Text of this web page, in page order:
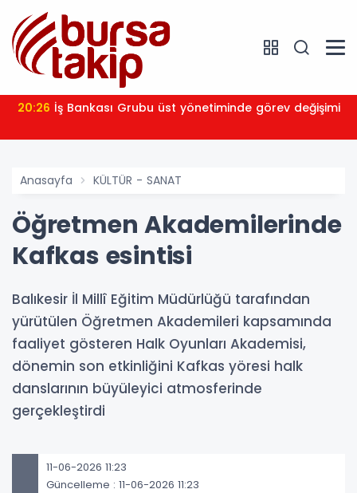
20:26 İş Bankası Grubu üst yönetiminde görev değişimi
Anasayfa KÜLTÜR - SANAT
Öğretmen Akademilerinde
Kafkas esintisi
Balıkesir İl Millî Eğitim Müdürlüğü tarafından
yürütülen Öğretmen Akademileri kapsamında
faaliyet gösteren Halk Oyunları Akademisi,
dönemin son etkinliğini Kafkas yöresi halk
danslarının büyüleyici atmosferinde
gerçekleştirdi
11-06-2026 11:23
Güncelleme : 11-06-2026 11:23